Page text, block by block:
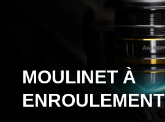
MOULINET À
ENROULEMENT